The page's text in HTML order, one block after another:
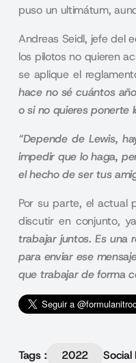
puso un ultimátum,
Andreas Seidl, jefe del
los pilotos no quieren
se aplique el
hace no sé cuántos
o si no quieres ponerte
“Depende de Lewis,
impedir que lo haga,
el hecho de ser tus
Por su parte, el actual
discutir en conjunto,
trabajar juntos. Es una
para enviar ese
que trabajar de forma
Tags : 2022 Social